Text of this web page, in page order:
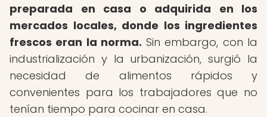
preparada en casa o adquirida en los
mercados locales, donde los ingredientes
frescos eran la norma. Sin embargo, con la
industrialización y la urbanización, surgió la
necesidad de alimentos rápidos y
convenientes para los trabajadores que no
tenían tiempo para cocinar en casa.